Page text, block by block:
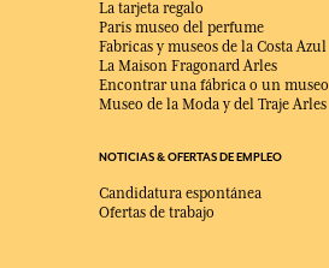
La tarjeta regalo
Paris museo del perfume
Fabricas y museos de la Costa Azul
La Maison Fragonard Arles
Encontrar una fábrica o un museo
Museo de la Moda y del Traje Arles
NOTICIAS & OFERTAS DE EMPLEO
Candidatura espontánea
Ofertas de trabajo